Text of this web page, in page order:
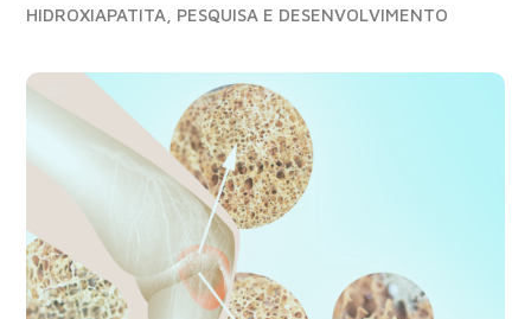
HIDROXIAPATITA, PESQUISA E DESENVOLVIMENTO